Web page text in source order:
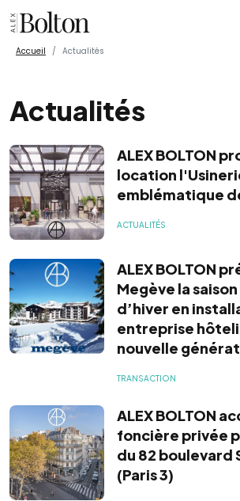
Accueil Actualités
Actualités
ALEX BOLTON
location
emblématique
ACTUALITÉS
ALEX BOLTON
Megève la
d’hiver en
entreprise
nouvelle
TRANSACTION
ALEX BOLTON
foncière privée
du 82 boulevard
(Paris 3)